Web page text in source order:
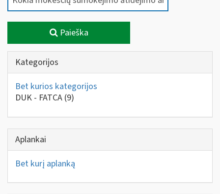
Paieška
Kategorijos
Bet kurios kategorijos
DUK - FATCA (9)
Aplankai
Bet kurį aplanką